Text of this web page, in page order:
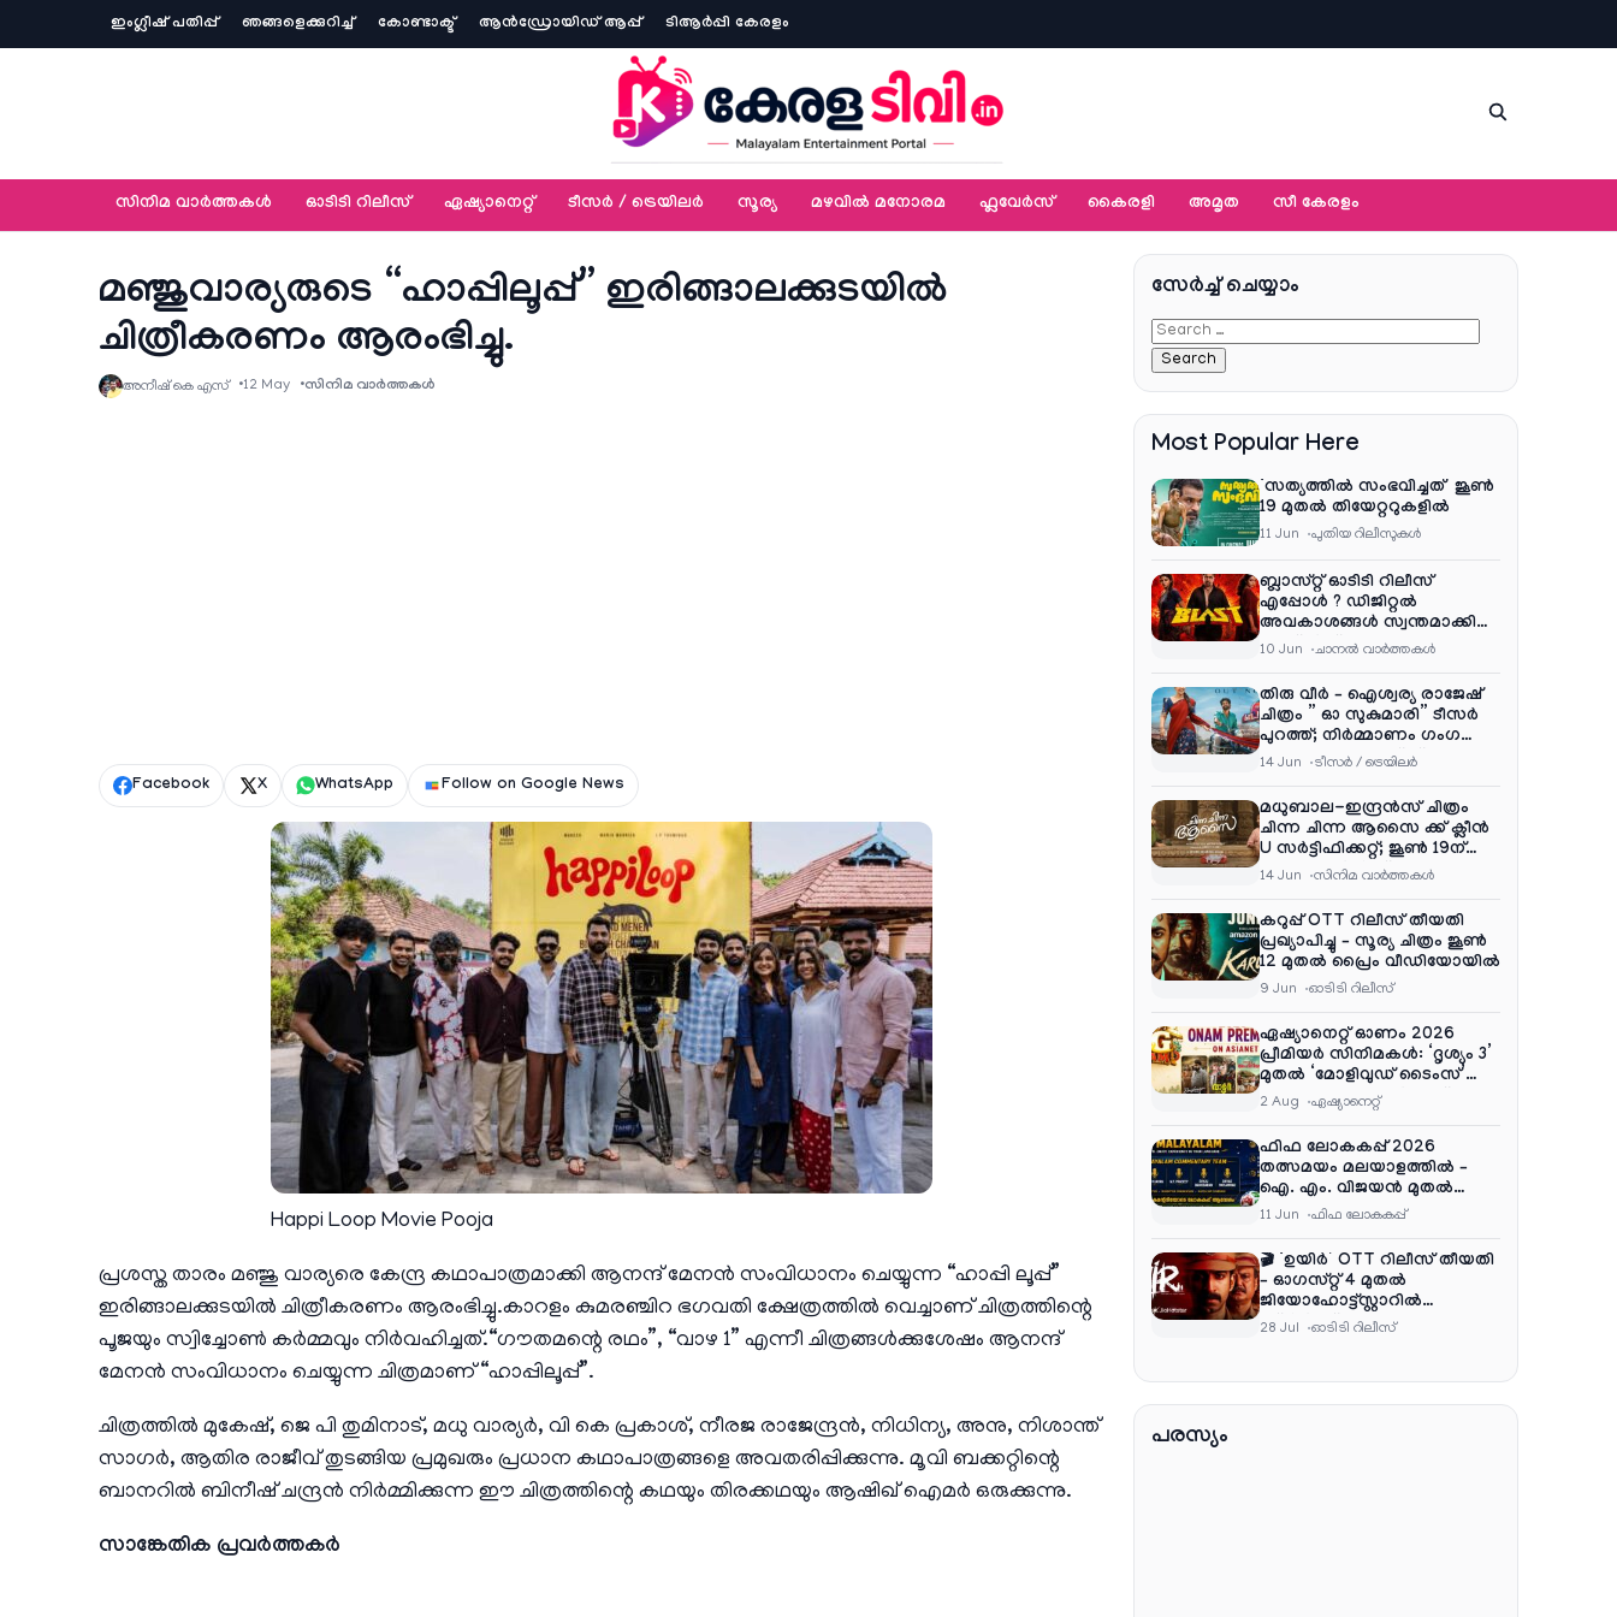
ഇംഗ്ലീഷ് പതിപ്പ് ഞങ്ങളെക്കുറിച്ച്‌ കോണ്ടാക്ട് ആൻഡ്രോയിഡ് ആപ്പ് ടിആര്‍പ്പി കേരളം
സിനിമ വാര്‍ത്തകള്‍ ഓടിടി റിലീസ് ഏഷ്യാനെറ്റ്‌ ടീസര്‍ / ട്രെയിലര്‍ സൂര്യ മഴവിൽ മനോരമ ഫ്ലവേര്‍സ് കൈരളി അമൃത സീ കേരളം
മഞ്ജുവാര്യരുടെ “ഹാപ്പിലൂപ്പ്” ഇരിങ്ങാലക്കുടയിൽ
ചിത്രീകരണം ആരംഭിച്ചു.
അനീഷ്‌ കെ എസ് 12 May സിനിമ വാര്‍ത്തകള്‍
Facebook X WhatsApp Follow on Google News
Happi Loop Movie Pooja
പ്രശസ്ത താരം മഞ്ജു വാര്യരെ കേന്ദ്ര കഥാപാത്രമാക്കി ആനന്ദ് മേനൻ സംവിധാനം ചെയ്യുന്ന “ഹാപ്പി ലൂപ്പ്”
ഇരിങ്ങാലക്കുടയിൽ ചിത്രീകരണം ആരംഭിച്ചു.കാറളം കുമരഞ്ചിറ ഭഗവതി ക്ഷേത്രത്തിൽ വെച്ചാണ് ചിത്രത്തിന്റെ
പൂജയും സ്വിച്ചോൺ കർമ്മവും നിർവഹിച്ചത്.“ഗൗതമന്റെ രഥം”, “വാഴ 1” എന്നീ ചിത്രങ്ങൾക്കുശേഷം ആനന്ദ്
മേനൻ സംവിധാനം ചെയ്യുന്ന ചിത്രമാണ് “ഹാപ്പിലൂപ്പ്”.
ചിത്രത്തിൽ മുകേഷ്, ജെ പി തുമിനാട്, മധു വാര്യർ, വി കെ പ്രകാശ്, നീരജ രാജേന്ദ്രൻ, നിധിന്യ, അനു, നിശാന്ത്
സാഗർ, ആതിര രാജീവ് തുടങ്ങിയ പ്രമുഖരും പ്രധാന കഥാപാത്രങ്ങളെ അവതരിപ്പിക്കുന്നു. മൂവി ബക്കറ്റിന്റെ
ബാനറിൽ ബിനീഷ് ചന്ദ്രൻ നിർമ്മിക്കുന്ന ഈ ചിത്രത്തിന്റെ കഥയും തിരക്കഥയും ആഷിഖ് ഐമർ ഒരുക്കുന്നു.
സാങ്കേതിക പ്രവർത്തകർ
സേര്‍ച്ച്‌ ചെയ്യാം
Most Popular Here
‘സത്യത്തിൽ സംഭവിച്ചത്’ ജൂൺ
19 മുതൽ തിയേറ്ററുകളിൽ
11 Jun പുതിയ റിലീസുകള്‍
ബ്ലാസ്റ്റ് ഓടിടി റിലീസ്
എപ്പോൾ ? ഡിജിറ്റൽ
അവകാശങ്ങൾ സ്വന്തമാക്കി
നെറ്റ്ഫ്ലിക്സ്
10 Jun ചാനല്‍ വാര്‍ത്തകള്‍
തിരു വീർ – ഐശ്വര്യ രാജേഷ്
ചിത്രം ” ഓ സുകുമാരി” ടീസർ
പുറത്ത്; നിർമ്മാണം ഗംഗ
എന്റർടൈൻമെന്റ്‌സ്
14 Jun ടീസര്‍ / ട്രെയിലര്‍
മധുബാല-ഇന്ദ്രൻസ് ചിത്രം
ചിന്ന ചിന്ന ആസൈ ക്ക് ക്ലീൻ
U സർട്ടിഫിക്കറ്റ്; ജൂൺ 19ന്
ആഗോള റിലീസ്
14 Jun സിനിമ വാര്‍ത്തകള്‍
കറുപ്പ് OTT റിലീസ് തീയതി
പ്രഖ്യാപിച്ചു – സൂര്യ ചിത്രം ജൂൺ
12 മുതൽ പ്രൈം വീഡിയോയിൽ
9 Jun ഓടിടി റിലീസ്
ഏഷ്യാനെറ്റ് ഓണം 2026
പ്രീമിയർ സിനിമകൾ: ‘ദൃശ്യം 3’
മുതൽ ‘മോളിവുഡ് ടൈംസ്’
വരെ ആഘോഷ വിരുന്ന്
2 Aug ഏഷ്യാനെറ്റ്‌
ഫിഫ ലോകകപ്പ് 2026
തത്സമയം മലയാളത്തിൽ –
ഐ. എം. വിജയൻ മുതൽ
ഷൈജു ദാമോദരൻ വരെ
11 Jun ഫിഫ ലോകകപ്പ്
🎬 ‘ഉയിർ’ OTT റിലീസ് തീയതി
– ഓഗസ്റ്റ് 4 മുതൽ
ജിയോഹോട്ട്സ്റ്റാറിൽ
സ്ട്രീമിംഗ്
28 Jul ഓടിടി റിലീസ്
പരസ്യം